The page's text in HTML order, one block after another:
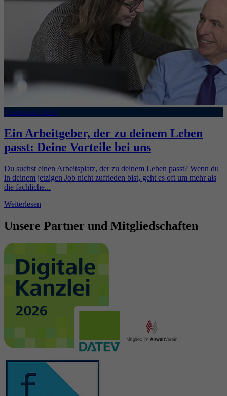
#teammetschkoll
Ein Arbeitgeber, der zu deinem Leben
passt: Deine Vorteile bei uns
Du suchst einen Arbeitsplatz, der zu deinem Leben passt? Wenn du
in deinem jetzigen Job nicht zufrieden bist, geht es oft um mehr als
die fachliche...
Weiterlesen
Unsere Partner und Mitgliedschaften